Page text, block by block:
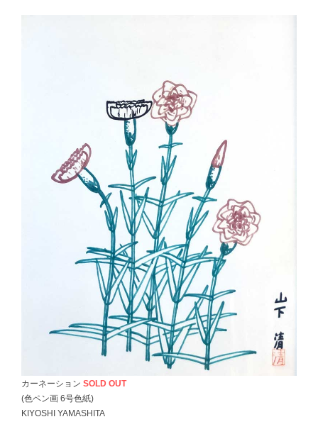
カーネーション SOLD OUT
(色ペン画 6号色紙)
KIYOSHI YAMASHITA